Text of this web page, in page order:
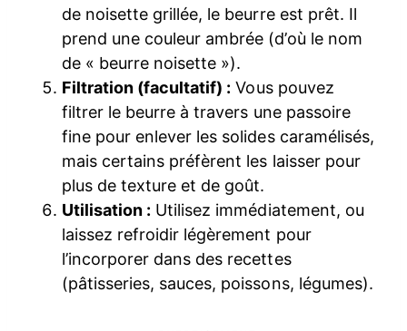
de noisette grillée, le beurre est prêt. Il
prend une couleur ambrée (d’où le nom
de « beurre noisette »).
Filtration (facultatif) : Vous pouvez
filtrer le beurre à travers une passoire
fine pour enlever les solides caramélisés,
mais certains préfèrent les laisser pour
plus de texture et de goût.
Utilisation : Utilisez immédiatement, ou
laissez refroidir légèrement pour
l’incorporer dans des recettes
(pâtisseries, sauces, poissons, légumes).